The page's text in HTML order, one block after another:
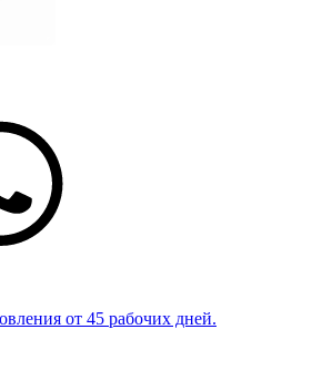
от 45 рабочих дней.